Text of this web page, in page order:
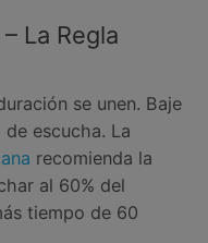
La Regla
se unen. Baje
escucha. La
recomienda la
al 60% del
tiempo de 60